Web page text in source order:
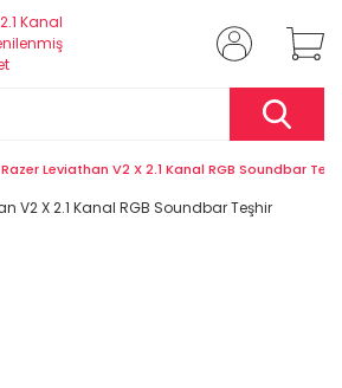
Razer Leviathan V2 X 2.1 Kanal RGB Soundbar